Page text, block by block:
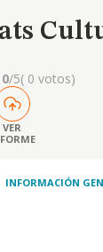
0/5( 0 votos)
VER
INFORMACIÓN